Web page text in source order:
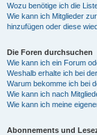
Wozu benötige ich die
Wie kann ich Mitglieder
hinzufügen oder diese
Die Foren durchsuchen
Wie kann ich ein Forum
Weshalb erhalte ich bei
Warum bekomme ich bei
Wie kann ich nach
Wie kann ich meine
Abonnements und